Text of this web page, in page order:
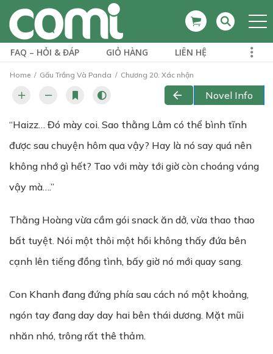
FAQ – HỎI & ĐÁP GIỎ HÀNG LIÊN HỆ
Home Gấu Trắng Và Panda Chương 20. Xác nhận
Novel Info
“Haizz… Đó mày coi. Sao thằng Lâm có thể bình tĩnh
được sau chuyện hôm qua vậy? Hay là nó say quá nên
không nhớ gì hết? Tao với mày tới giờ còn choáng váng
vậy mà….”
Thằng Hoàng vừa cầm gói snack ăn dở, vừa thao thao
bất tuyệt. Nói một thôi một hồi không thấy đứa bên
cạnh lên tiếng đồng tình, bấy giờ nó mới quay sang.
Con Khanh đang đứng phía sau cách nó một khoảng,
ngón tay đang day day hai bên thái dương. Mặt mũi
nhăn nhó, trông rất thê thảm.